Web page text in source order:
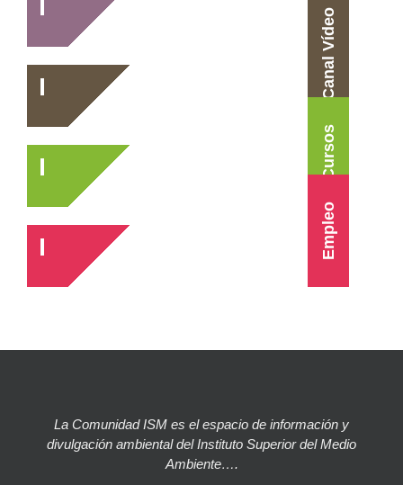
Canal Vídeo
Cursos
Empleo
La Comunidad ISM es el espacio de información y
divulgación ambiental del Instituto Superior del Medio
Ambiente….